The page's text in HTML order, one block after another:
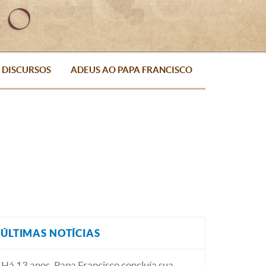
DISCURSOS ADEUS AO PAPA FRANCISCO
ÚLTIMAS NOTÍCIAS